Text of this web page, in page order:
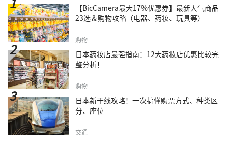
【BicCamera最大17%优惠券】最新人气商品
23选＆购物攻略（电器、药妆、玩具等）
购物
日本药妆店最强指南：12大药妆店优惠比较完
整分析！
购物
日本新干线攻略！一次搞懂购票方式、种类区
分、座位
交通